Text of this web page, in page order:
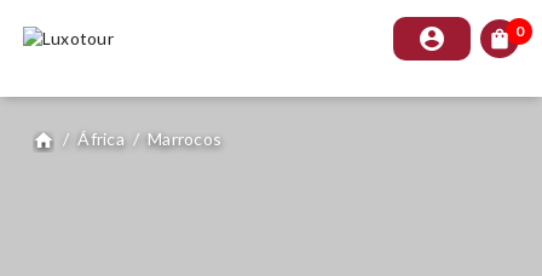
account_circle shopping_bag 0
home / África / Marrocos